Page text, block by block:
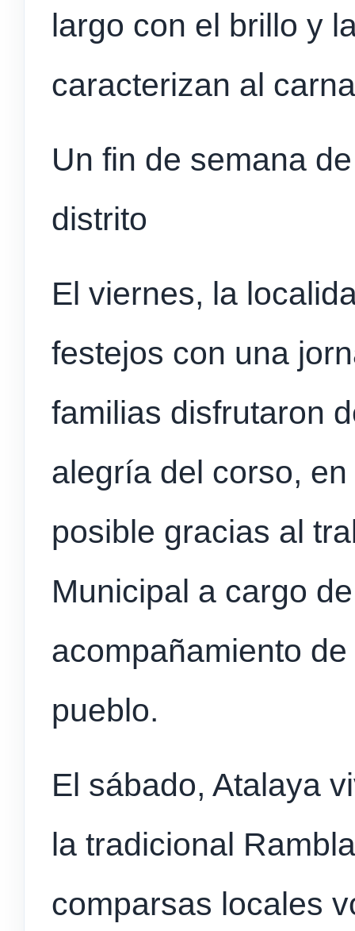
largo con el brillo y
caracterizan al
Un fin de semana
distrito
El viernes, la
festejos con una
familias disfrutaron
alegría del corso,
posible gracias al
Municipal a cargo
acompañamiento
pueblo.
El sábado, Atalaya
la tradicional
comparsas locales